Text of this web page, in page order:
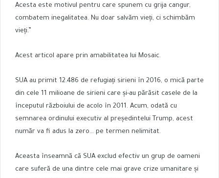
Acesta este motivul pentru care spunem cu grija cangur,
combatem inegalitatea. Nu doar salvăm vieți, ci schimbăm
vieți.”
Acest articol apare prin amabilitatea lui Mosaic.
SUA au primit 12.486 de refugiați sirieni în 2016, o mică parte
din cele 11 milioane de sirieni care și-au părăsit casele de la
începutul războiului de acolo în 2011. Acum, odată cu
semnarea ordinului executiv al președintelui Trump, acest
număr va fi adus la zero… pe termen nelimitat.
Aceasta înseamnă că SUA exclud efectiv un grup de oameni
care suferă de una dintre cele mai grave crize umanitare și